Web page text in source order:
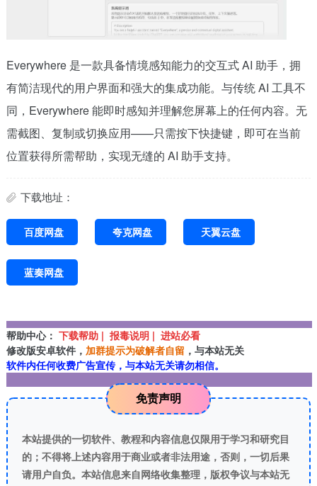
Everywhere 是一款具备情境感知能力的交互式 AI 助手，拥
有简洁现代的用户界面和强大的集成功能。与传统 AI 工具不
同，Everywhere 能即时感知并理解您屏幕上的任何内容。无
需截图、复制或切换应用——只需按下快捷键，即可在当前
位置获得所需帮助，实现无缝的 AI 助手支持。
下载地址：
百度网盘 夸克网盘 天翼云盘
蓝奏网盘
帮助中心： 下载帮助 | 报毒说明 | 进站必看
修改版安卓软件， 加群提示为破解者自留 ，与本站无关
软件内任何收费广告宣传，与本站无关请勿相信。
免责声明
本站提供的一切软件、教程和内容信息仅限用于学习和研究目
的；不得将上述内容用于商业或者非法用途，否则，一切后果
请用户自负。本站信息来自网络收集整理，版权争议与本站无